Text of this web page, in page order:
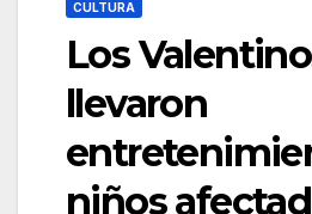
CULTURA
Los
llevaron
niños